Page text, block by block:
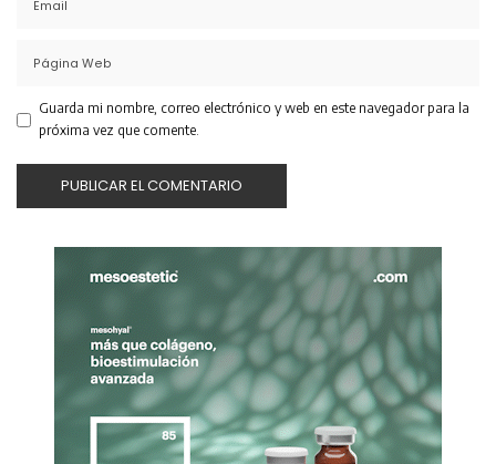
Guarda mi nombre, correo electrónico y web en este navegador para la
próxima vez que comente.